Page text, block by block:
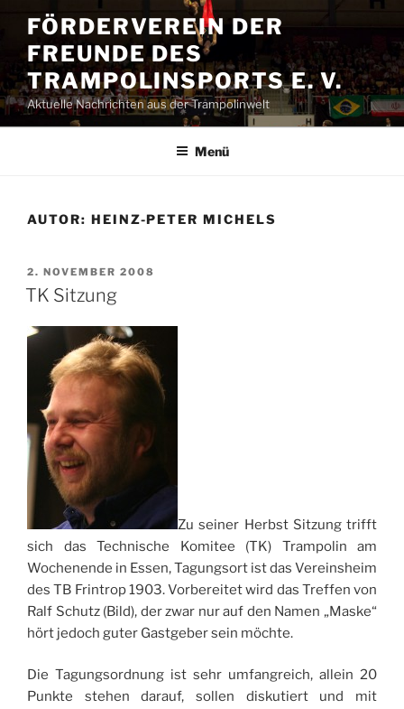
Inhalt
springen
FÖRDERVEREIN DER
FREUNDE DES
TRAMPOLINSPORTS E. V.
Aktuelle Nachrichten aus der Trampolinwelt
Menü
AUTOR: HEINZ-PETER MICHELS
VERÖFFENTLICHT
AM
2. NOVEMBER 2008
TK Sitzung
Zu seiner Herbst Sitzung trifft
sich das Technische Komitee (TK) Trampolin am
Wochenende in Essen, Tagungsort ist das Vereinsheim
des TB Frintrop 1903. Vorbereitet wird das Treffen von
Ralf Schutz (Bild), der zwar nur auf den Namen „Maske“
hört jedoch guter Gastgeber sein möchte.
Die Tagungsordnung ist sehr umfangreich, allein 20
Punkte stehen darauf, sollen diskutiert und mit